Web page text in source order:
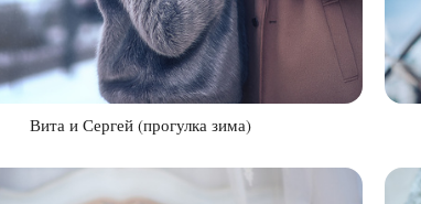
Вита и Сергей (прогулка зима)